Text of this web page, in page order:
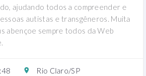
ajudando todos a compreender e
autistas e transgêneros. Muita
abençoe sempre todos da Web
Rio Claro/SP